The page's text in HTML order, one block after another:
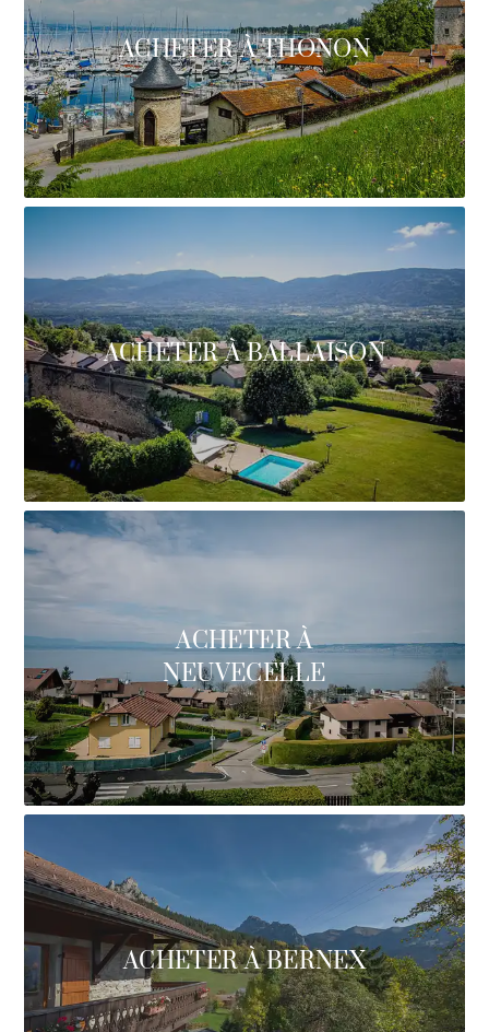
ACHETER À THONON
ACHETER À BALLAISON
ACHETER À
NEUVECELLE
ACHETER À BERNEX